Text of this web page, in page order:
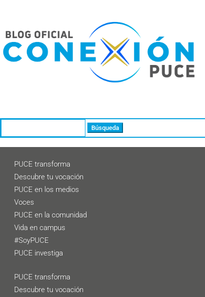
PUCE transforma
Descubre tu vocación
PUCE en los medios
Voces
PUCE en la comunidad
Vida en campus
#SoyPUCE
PUCE investiga
PUCE transforma
Descubre tu vocación